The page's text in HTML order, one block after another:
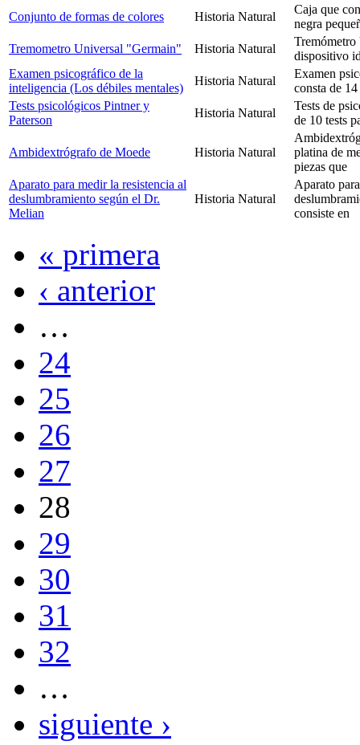
Conjunto de formas de colores Historia Natural
Caja que
negra
Tremometro Universal "Germain"
Historia Natural
dispositivo
Examen psicográfico de la
inteligencia (Los débiles mentales)
Historia Natural
Examen
consta de
Tests psicológicos Pintner y
Paterson
Historia Natural
Tests de
de 10 tests
Ambidextrógrafo de Moede Historia Natural
platina de
piezas que
Aparato para medir la resistencia al
deslumbramiento según el Dr.
Melian
Historia Natural
Aparato
consiste en
« primera
‹ anterior
…
24
25
26
27
28
29
30
31
32
…
siguiente ›